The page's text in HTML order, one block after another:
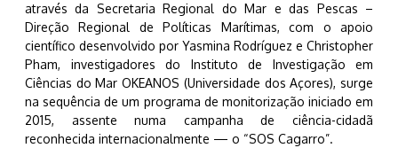
através da Secretaria Regional do Mar e das Pescas –
Direção Regional de Políticas Marítimas, com o apoio
científico desenvolvido por Yasmina Rodríguez e Christopher
Pham, investigadores do Instituto de Investigação em
Ciências do Mar OKEANOS (Universidade dos Açores), surge
na sequência de um programa de monitorização iniciado em
2015, assente numa campanha de ciência-cidadã
reconhecida internacionalmente — o “SOS Cagarro”.